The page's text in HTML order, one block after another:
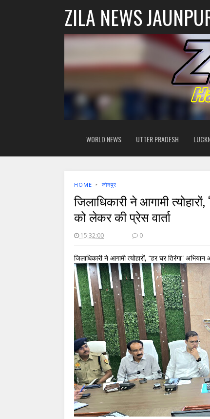
ZILA NEWS
WORLD NEWS UTTER PRADESH
HOME ‣ जौनपुर
जिलाधिकारी ने आगामी
को लेकर की प्रेस वार्ता
15:32:00 0
जिलाधिकारी ने आगामी त्योहारों, “हर घर तिरंगा”